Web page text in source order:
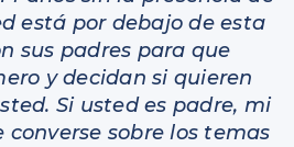
está por debajo de esta
sus padres para que
y decidan si quieren
Si usted es padre, mi
converse sobre los temas